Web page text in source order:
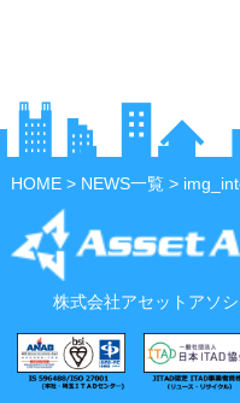
HOME> NEWS一覧>
株式会社アセットアソ